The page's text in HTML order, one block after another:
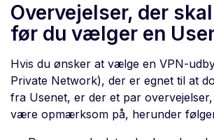
Overvejelser, der
før du vælger en
Hvis du ønsker at vælge en VPN-
Private Network), der er egnet til at
fra Usenet, er der et par
være opmærksom på, herunder